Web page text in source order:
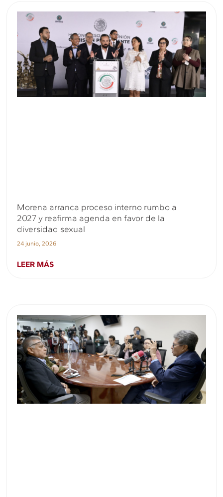
Morena arranca proceso interno rumbo a
2027 y reafirma agenda en favor de la
diversidad sexual
24 junio, 2026
LEER MÁS